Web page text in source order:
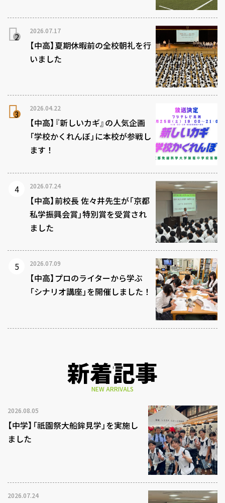
2026.07.17
【中高】夏期休暇前の全校朝礼を行
いました
2026.04.22
【中高】『新しいカギ』の人気企画
「学校かくれんぼ」に本校が参戦し
ます！
2026.07.24
【中高】前校長 佐々井先生が「京都
私学振興会賞」特別賞を受賞され
ました
2026.07.09
【中高】プロのライターから学ぶ
「シナリオ講座」を開催しました！
新着記事
NEW ARRIVALS
2026.08.05
【中学】「祇園祭大船鉾見学」を実施し
ました
2026.07.24